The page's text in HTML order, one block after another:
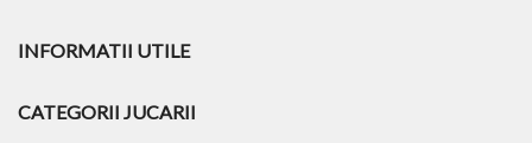
INFORMATII UTILE
CATEGORII JUCARII